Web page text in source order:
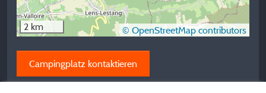
2 km © OpenStreetMap contributors
Campingplatz kontaktieren